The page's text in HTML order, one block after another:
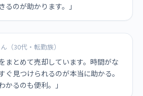
るのが助かります。」
（30代・転勤族）
まとめて売却しています。時間がな
ぐ見つけられるのが本当に助かる。
かるのも便利。」